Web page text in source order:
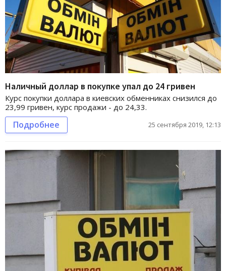
Наличный доллар в покупке упал до 24 гривен
Курс покупки доллара в киевских обменниках снизился до
23,99 гривен, курс продажи - до 24,33.
Подробнее 25 сентября 2019, 12:13